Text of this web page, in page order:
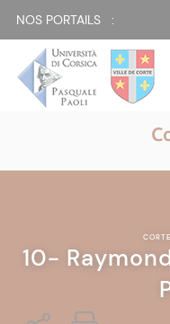
NOS PORTAILS :
10-